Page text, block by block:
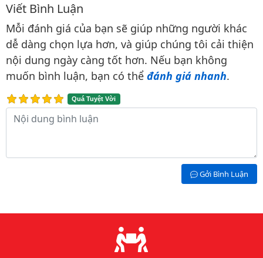
Bình luận & Đánh giá
Viết Bình Luận
Mỗi đánh giá của bạn sẽ giúp những người khác
dễ dàng chọn lựa hơn, và giúp chúng tôi cải thiện
nội dung ngày càng tốt hơn. Nếu bạn không
muốn bình luận, bạn có thể đánh giá nhanh.
Quá Tuyệt Vời
Nội dung bình luận
Gởi Bình Luận
Lý do chọn chúng tôi